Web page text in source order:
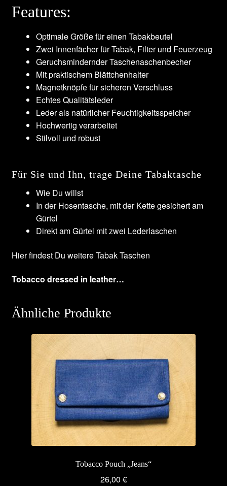
Features:
Optimale Größe für einen Tabakbeutel
Zwei Innenfächer für Tabak, Filter und Feuerzeug
Geruchsmindernder Taschenaschenbecher
Mit praktischem Blättchenhalter
Magnetknöpfe für sicheren Verschluss
Echtes Qualitätsleder
Leder als natürlicher Feuchtigkeitsspeicher
Hochwertig verarbeitet
Stilvoll und robust
Für Sie und Ihn, trage Deine Tabaktasche
Wie Du willst
In der Hosentasche, mit der Kette gesichert am
Gürtel
Direkt am Gürtel mit zwei Lederlaschen
Hier findest Du weitereTabak Taschen
Tobacco dressed in leather…
Ähnliche Produkte
Tobacco Pouch „Jeans“
26,00 €